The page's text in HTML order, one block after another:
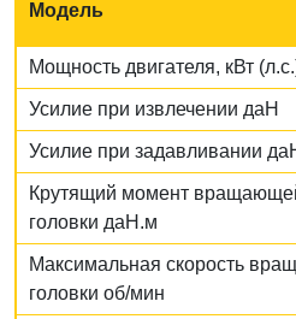
Модель
Мощность двигателя, кВт
Усилие при извлечении даН
Усилие при задавливании
Крутящий момент
головки даН.м
Максимальная скорость
головки об/мин